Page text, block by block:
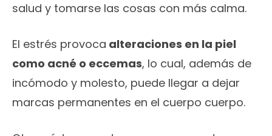
salud y tomarse las cosas con más calma.
El estrés provoca alteraciones en la piel
como acné o eccemas, lo cual, además de
incómodo y molesto, puede llegar a dejar
marcas permanentes en el cuerpo cuerpo.